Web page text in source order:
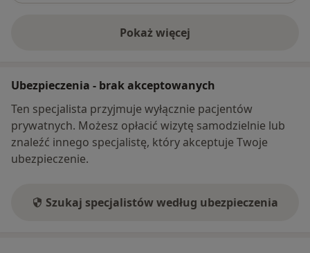
Pokaż więcej
o adresie
Ubezpieczenia - brak akceptowanych
Ten specjalista przyjmuje wyłącznie pacjentów
prywatnych. Możesz opłacić wizytę samodzielnie lub
znaleźć innego specjalistę, który akceptuje Twoje
ubezpieczenie.
Szukaj specjalistów według ubezpieczenia